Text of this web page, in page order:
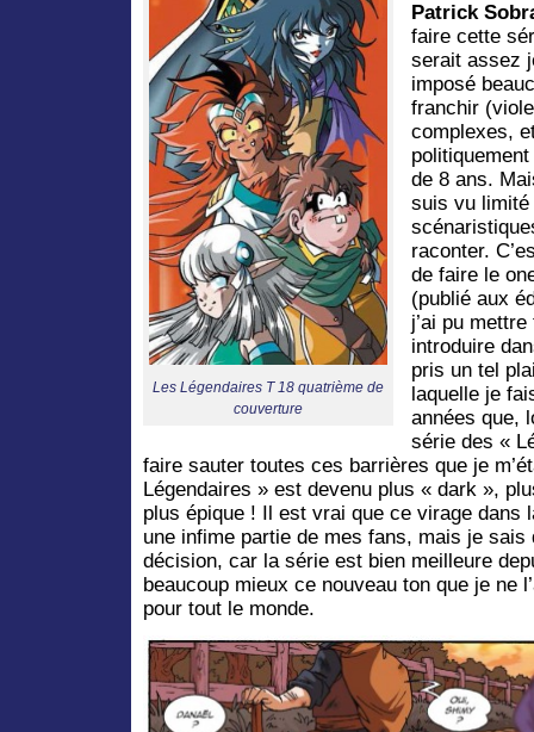
Les Légendaires T 18 quatrième de
couverture
Patrick
faire cette
serait assez
imposé
franchir
complexes,
de 8 ans.
suis vu
raconter.
de faire le
(publié aux
j’ai pu
introduire
pris un tel
laquelle je
années que,
série des «
faire sauter toutes ces barrières que je
Légendaires » est devenu plus « dark »,
plus épique ! Il est vrai que ce virage dans
une infime partie de mes fans, mais je sais
décision, car la série est bien meilleure
beaucoup mieux ce nouveau ton que je ne
pour tout le monde.